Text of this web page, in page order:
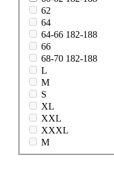
62
64
64-66 182-188
66
68-70 182-188
L
M
S
XL
XXL
XXXL
М